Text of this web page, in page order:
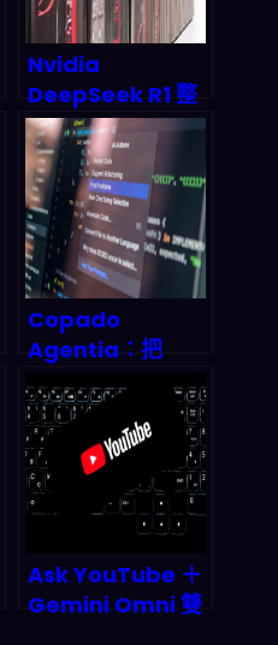
Nvidia
DeepSeek R1 整
合革命：硬體即模
型時代如何重塑 AI
晶片市場版圖？
Copado
Agentia：把
Salesforce
DevOps 直接變成
「語境感知」
AgentOps，
2026 會衝到什麼
Ask YouTube ＋
Gemini Omni 雙